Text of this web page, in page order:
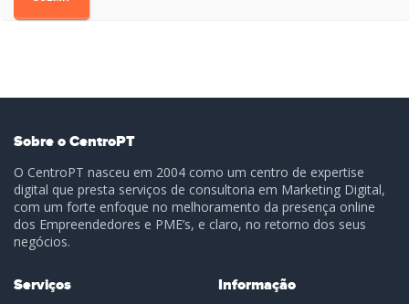
Sobre o CentroPT
O CentroPT nasceu em 2004 como um centro de expertise
digital que presta serviços de consultoria em Marketing Digital,
com um forte enfoque no melhoramento da presença online
dos Empreendedores e PME’s, e claro, no retorno dos seus
negócios.
Serviços Informação